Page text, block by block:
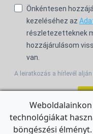
Önkéntesen
kezeléséhez az
részletezetteknek
hozzájárulásom
van.
A leiratkozás a hírlevél
For the English
technológiákat
böngészési